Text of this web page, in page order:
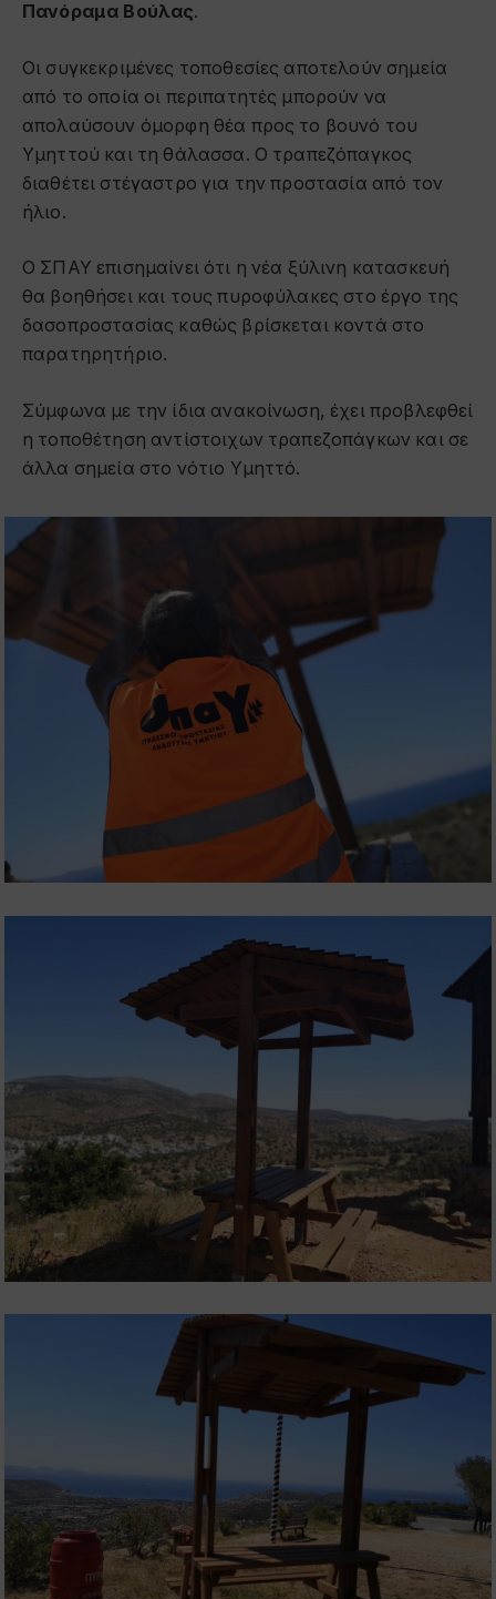
Πανόραμα Βούλας.
Οι συγκεκριμένες τοποθεσίες αποτελούν σημεία
από το οποία οι περιπατητές μπορούν να
απολαύσουν όμορφη θέα προς το βουνό του
Υμηττού και τη θάλασσα. Ο τραπεζόπαγκος
διαθέτει στέγαστρο για την προστασία από τον
ήλιο.
Ο ΣΠΑΥ επισημαίνει ότι η νέα ξύλινη κατασκευή
θα βοηθήσει και τους πυροφύλακες στο έργο της
δασοπροστασίας καθώς βρίσκεται κοντά στο
παρατηρητήριο.
Σύμφωνα με την ίδια ανακοίνωση, έχει προβλεφθεί
η τοποθέτηση αντίστοιχων τραπεζοπάγκων και σε
άλλα σημεία στο νότιο Υμηττό.